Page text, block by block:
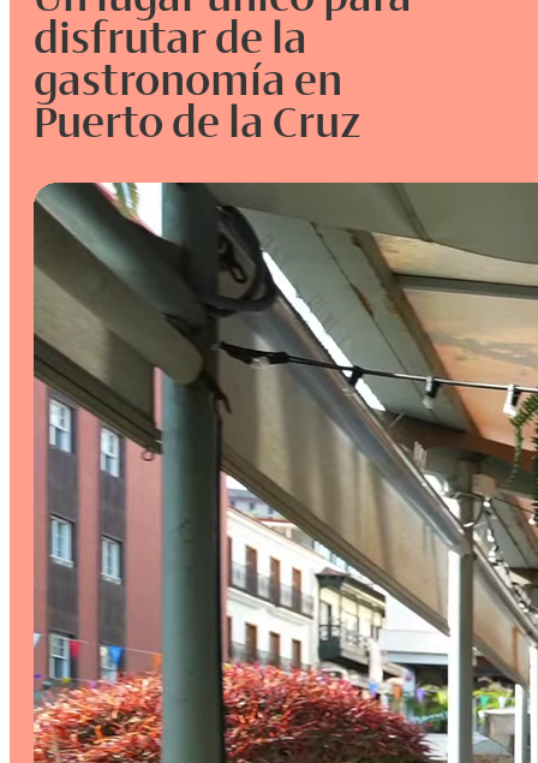
disfrutar de la
gastronomía en
Puerto de la Cruz